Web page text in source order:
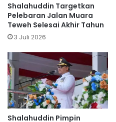
Shalahuddin Targetkan
Pelebaran Jalan Muara
Teweh Selesai Akhir Tahun
3 Juli 2026
Shalahuddin Pimpin